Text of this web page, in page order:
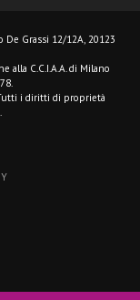
De Grassi 12/12A, 20123
alla C.C.I.A.A. di Milano
i diritti di proprietà